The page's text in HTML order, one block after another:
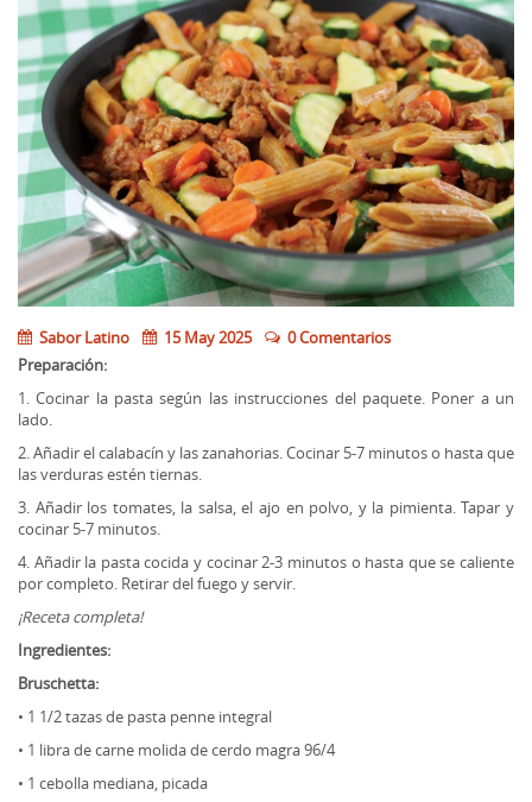
Sabor Latino 15 May 2025
0 Comentarios
Preparación:
1. Cocinar la pasta según las instrucciones del paquete. Poner a un
lado.
2. Añadir el calabacín y las zanahorias. Cocinar 5-7 minutos o hasta que
las verduras estén tiernas.
3. Añadir los tomates, la salsa, el ajo en polvo, y la pimienta. Tapar y
cocinar 5-7 minutos.
4. Añadir la pasta cocida y cocinar 2-3 minutos o hasta que se caliente
por completo. Retirar del fuego y servir.
¡Receta completa!
Ingredientes:
Bruschetta:
• 1 1/2 tazas de pasta penne integral
• 1 libra de carne molida de cerdo magra 96/4
• 1 cebolla mediana, picada